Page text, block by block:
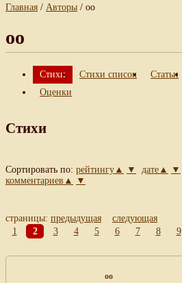
Главная / Авторы / oo
oo
Стихи Стихи список Статьи
Оценки
Стихи
Сортировать по: рейтингу▲ ▼ дате▲ ▼
комментариев▲
▼
страницы: предыдущая
следующая
1
2 3 4 5 6 7 8 9
oo